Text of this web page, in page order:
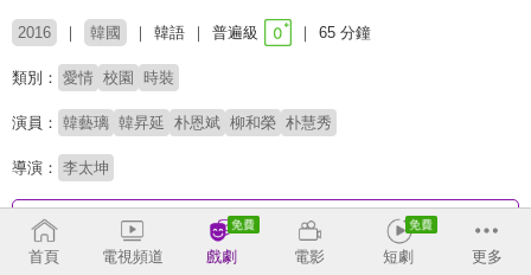
2016 韓國 韓語 普遍級 65 分鐘
類別： 愛情 校園 時裝
演員： 韓藝璃 韓昇延 朴恩斌 柳和榮 朴慧秀
導演： 李太坤
收回
首頁
電視頻道 戲劇 電影 短劇 更多